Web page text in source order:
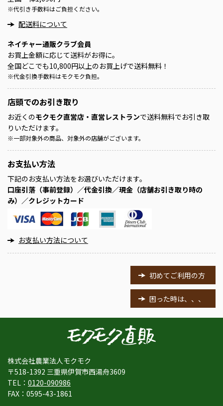
※代引き手数料はご負担ください。
配送料について
ネイチャー通販クラブ会員
お買上金額に応じて送料がお得に。
全国どこでも10,800円以上のお買上げで送料無料！
※代金引換手数料はモクモク負担。
店頭でのお引き取り
お近くのモクモク直営店・直営レストランで送料無料でお引き取
りいただけます。
※一部対象外の商品、対象外の店舗がございます。
お支払い方法
下記のお支払い方法をお選びいただけます。
口座引落（事前登録）／代金引換／現金（店舗お引き取り時の
み）／クレジットカード
お支払い方法について
初めてご利用の方
困った時は、、、
株式会社農業法人モクモク
〒518-1392 三重県伊賀市西湯舟3609
TEL： 0120-090986
FAX：0595-43-1861